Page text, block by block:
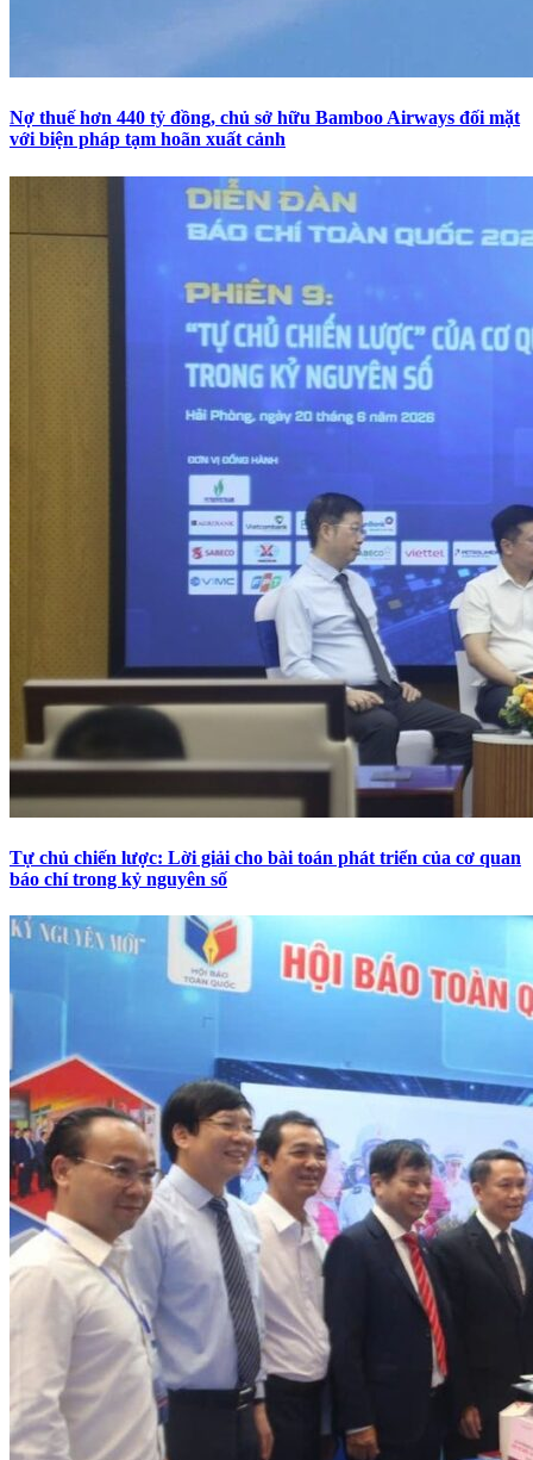
Nợ thuế hơn 440 tỷ đồng, chủ sở hữu Bamboo Airways đối mặt
với biện pháp tạm hoãn xuất cảnh
Tự chủ chiến lược: Lời giải cho bài toán phát triển của cơ quan
báo chí trong kỷ nguyên số